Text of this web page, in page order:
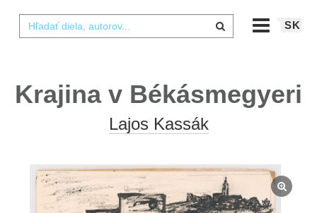
SK
Krajina v Békásmegyeri
Lajos Kassák